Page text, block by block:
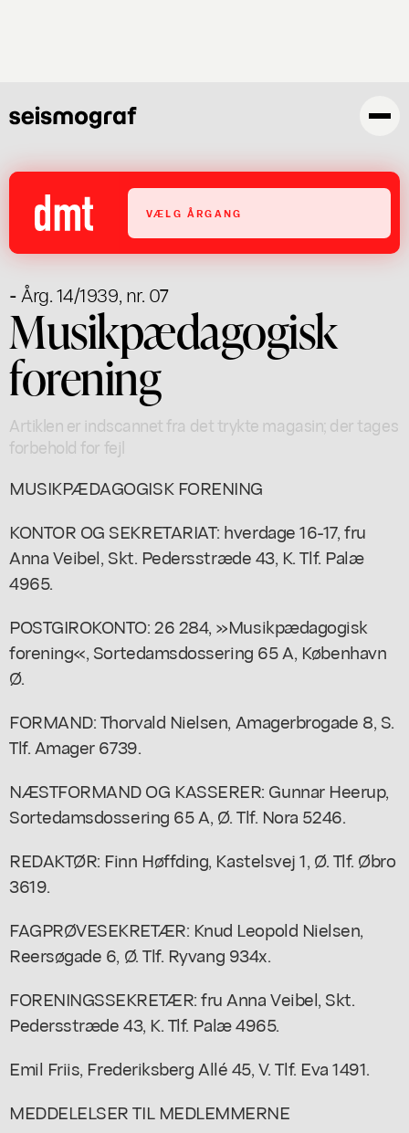
VÆLG ÅRGANG
- Årg. 14/1939, nr. 07
Musikpædagogisk
forening
Artiklen er indscannet fra det trykte magasin; der tages
forbehold for fejl
MUSIKPÆDAGOGISK FORENING
KONTOR OG SEKRETARIAT: hverdage 16-17, fru
Anna Veibel, Skt. Pedersstræde 43, K. Tlf. Palæ
4965.
POSTGIROKONTO: 26 284, »Musikpædagogisk
forening«, Sortedamsdossering 65 A, København
Ø.
FORMAND: Thorvald Nielsen, Amagerbrogade 8, S.
Tlf. Amager 6739.
NÆSTFORMAND OG KASSERER: Gunnar Heerup,
Sortedamsdossering 65 A, Ø. Tlf. Nora 5246.
REDAKTØR: Finn Høffding, Kastelsvej 1, Ø. Tlf. Øbro
3619.
FAGPRØVESEKRETÆR: Knud Leopold Nielsen,
Reersøgade 6, Ø. Tlf. Ryvang 934x.
FORENINGSSEKRETÆR: fru Anna Veibel, Skt.
Pedersstræde 43, K. Tlf. Palæ 4965.
Emil Friis, Frederiksberg Allé 45, V. Tlf. Eva 1491.
MEDDELELSER TIL MEDLEMMERNE